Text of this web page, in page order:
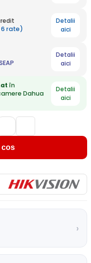
6 rate)
Detalii
aici
Detalii
aici
în
Dahua
Detalii
aici
cos
›